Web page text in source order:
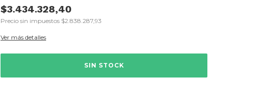
$3.434.328,40
Precio sin impuestos $2.838.287,93
Ver más detalles